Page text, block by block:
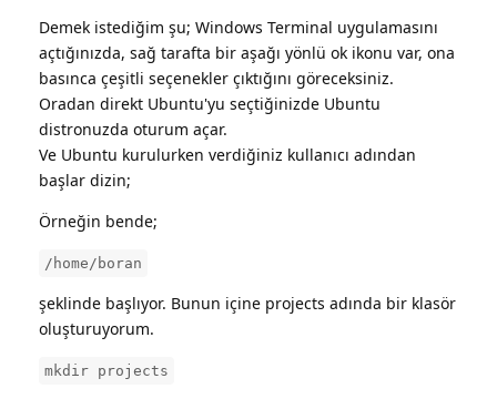
Demek istediğim şu; Windows Terminal uygulamasını
açtığınızda, sağ tarafta bir aşağı yönlü ok ikonu var, ona
basınca çeşitli seçenekler çıktığını göreceksiniz.
Oradan direkt Ubuntu'yu seçtiğinizde Ubuntu
distronuzda oturum açar.
Ve Ubuntu kurulurken verdiğiniz kullanıcı adından
başlar dizin;
Örneğin bende;
/home/boran
şeklinde başlıyor. Bunun içine projects adında bir klasör
oluşturuyorum.
mkdir projects